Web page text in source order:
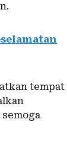
tempat